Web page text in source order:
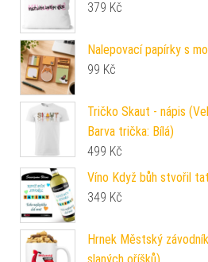
379 Kč
Nalepovací papírky s
99 Kč
Tričko Skaut - nápis
Barva trička: Bílá)
499 Kč
Víno Když bůh stvořil
349 Kč
Hrnek Městský